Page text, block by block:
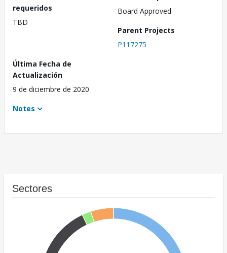
requeridos
TBD
Board Approved
Parent Projects
P117275
Última Fecha de
Actualización
9 de diciembre de 2020
Notes
Sectores